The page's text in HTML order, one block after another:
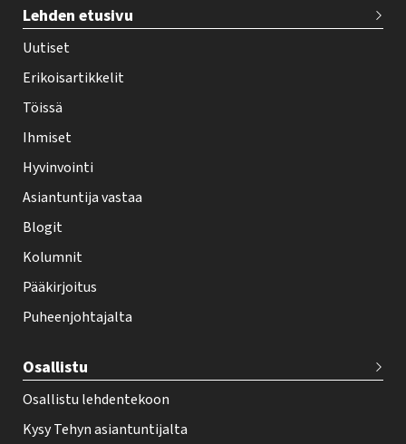
e
h
y
-
e
h
t
i
f
o
t
r
Lehden etusivu
Uutiset
Erikoisartikkelit
Töissä
Ihmiset
Hyvinvointi
Asiantuntija vastaa
Blogit
Kolumnit
Pääkirjoitus
Puheenjohtajalta
Osallistu
Osallistu lehdentekoon
Kysy Tehyn asiantuntijalta